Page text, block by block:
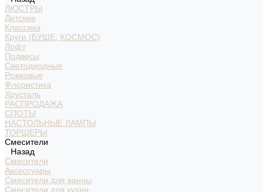
ЛЮСТРЫ
Детские
Классика
Круги (БУШЕ, КОСМОС)
Лофт
Подвесы
Светодиодные
Рожковые
Флористика
Хрусталь
РАСПРОДАЖА
СПОТЫ
НАСТОЛЬНЫЕ ЛАМПЫ
ТОРШЕРЫ
Смесители
Назад
Смесители
Аксессуары
Смесители для ванны
Смесители для кухни